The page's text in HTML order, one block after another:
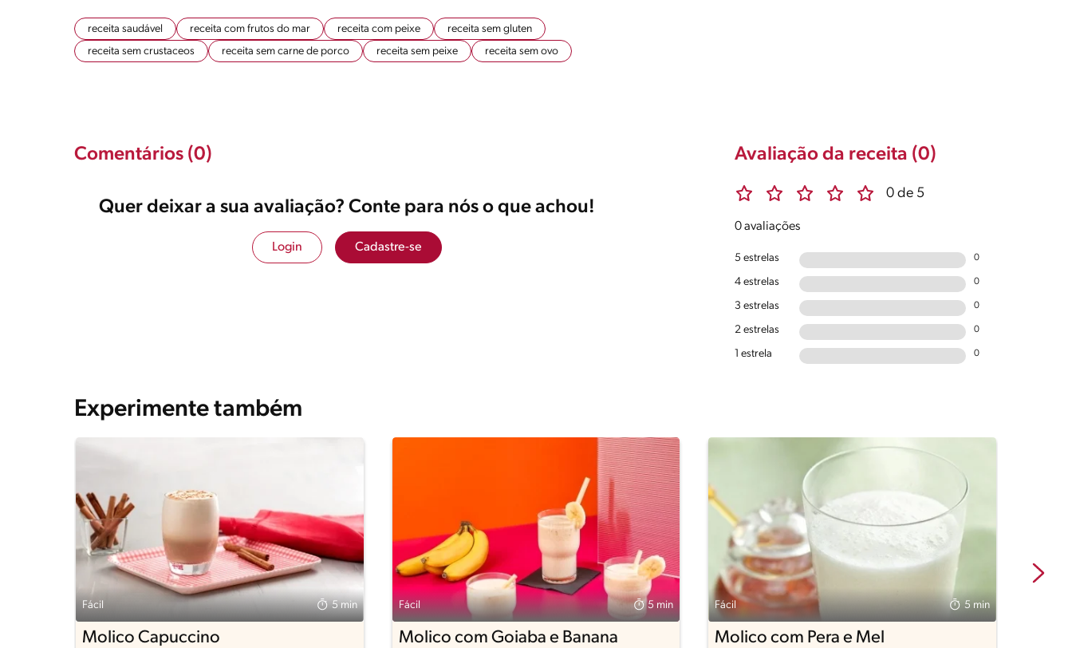
receita saudável receita com frutos do mar receita com peixe
receita sem gluten
receita sem crustaceos
receita sem carne de porco receita sem peixe receita sem ovo
Avaliação da receita (0)
0 de 5
0 avaliações
5 estrelas 0
4 estrelas 0
3 estrelas 0
2 estrelas 0
1 estrela 0
Comentários (0)
Quer deixar a sua avaliação? Conte para nós o que achou!
Login Cadastre-se
Experimente também
Fácil 5 min
Molico Capuccino
Fácil 5 min
Molico com Goiaba e Banana
Fácil 5 min
Molico com Pera e Mel